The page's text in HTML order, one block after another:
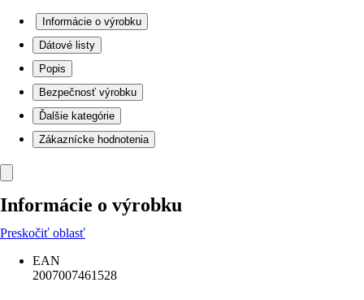
Informácie o výrobku
Dátové listy
Popis
Bezpečnosť výrobku
Ďalšie kategórie
Zákaznícke hodnotenia
Informácie o výrobku
Preskočiť oblasť
EAN
2007007461528